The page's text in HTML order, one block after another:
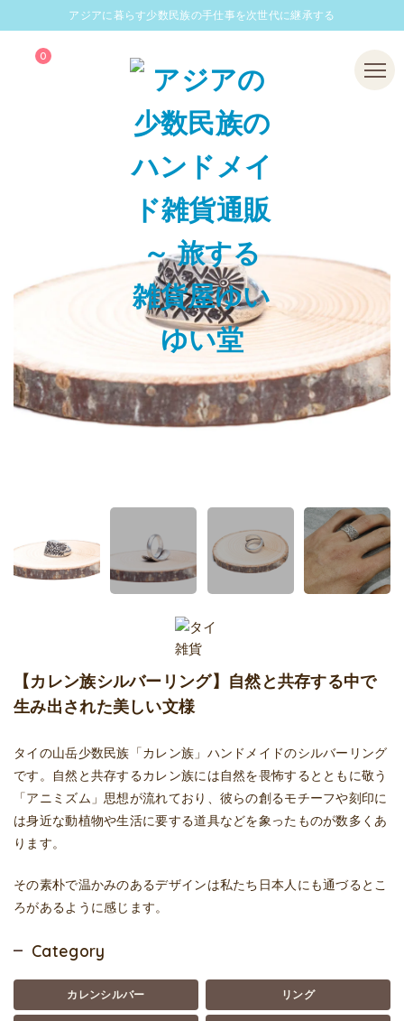
アジアに暮らす少数民族の手仕事を次世代に継承する
0 Menu
【カレン族シルバーリング】自然と共存する中で
生み出された美しい文様
タイの山岳少数民族「カレン族」ハンドメイドのシルバーリング
です。自然と共存するカレン族には自然を畏怖するとともに敬う
「アニミズム」思想が流れており、彼らの創るモチーフや刻印に
は身近な動植物や生活に要する道具などを象ったものが数多くあ
ります。
その素朴で温かみのあるデザインは私たち日本人にも通づるとこ
ろがあるように感じます。
Category
カレンシルバー リング